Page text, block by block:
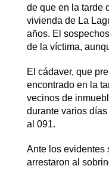
de que en la tarde
vivienda de La
años. El
de la víctima,
El cádaver, que
encontrado en la
vecinos de
durante varios
al 091.
Ante los evidentes
arrestaron al